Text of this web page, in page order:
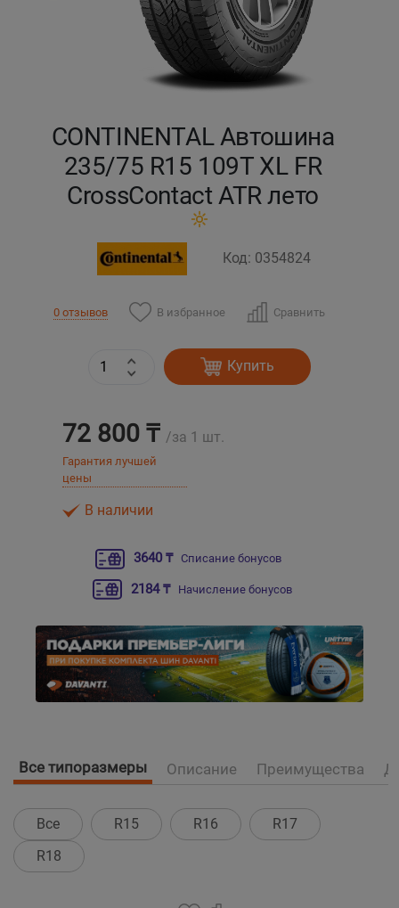
CONTINENTAL Автошина
235/75 R15 109T XL FR
CrossContact ATR лето
Код: 0354824
0 отзывов В избранное Сравнить
Купить
72 800 ₸ /за 1 шт.
Гарантия лучшей
цены
В наличии
3640 ₸ Списание бонусов
2184 ₸ Начисление бонусов
Все типоразмеры Описание Преимущества
Все R15 R16
R17
R18
Павлодар
Талдыкорган
Уральск
Усть-Каменогорск
Бишкек